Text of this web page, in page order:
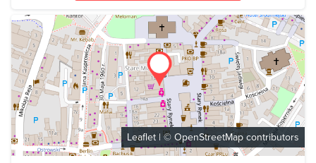
Leaflet | © OpenStreetMap contributors